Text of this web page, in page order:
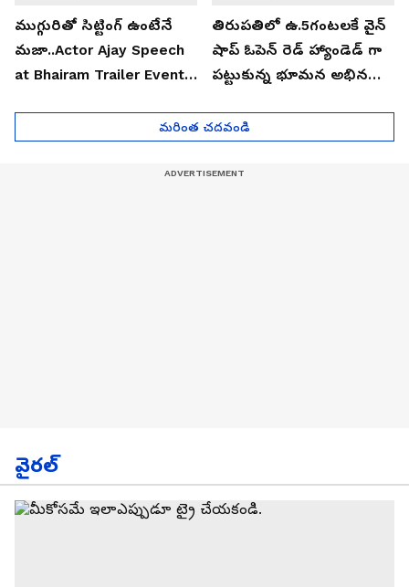
ముగ్గురితో సిట్టింగ్ ఉంటేనే
మజా..Actor Ajay Speech
at Bhairam Trailer Event |
తిరుపతిలో ఉ.5గంటలకే వైన్
షాప్ ఓపెన్ రెడ్ హ్యాండెడ్ గా
పట్టుకున్న భూమన అభినయ్|
మరింత చదవండి
వైరల్